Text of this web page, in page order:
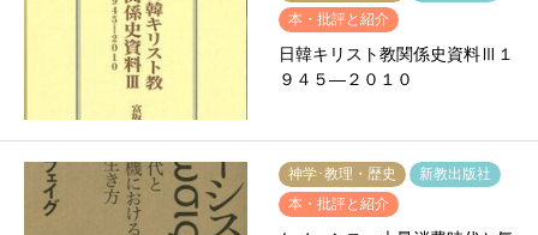
本・批評と紹介
日韓キリスト教関係史資料Ⅲ１
９４５―２０１０
神学･教理・歴史
新教出版社
本・批評と紹介